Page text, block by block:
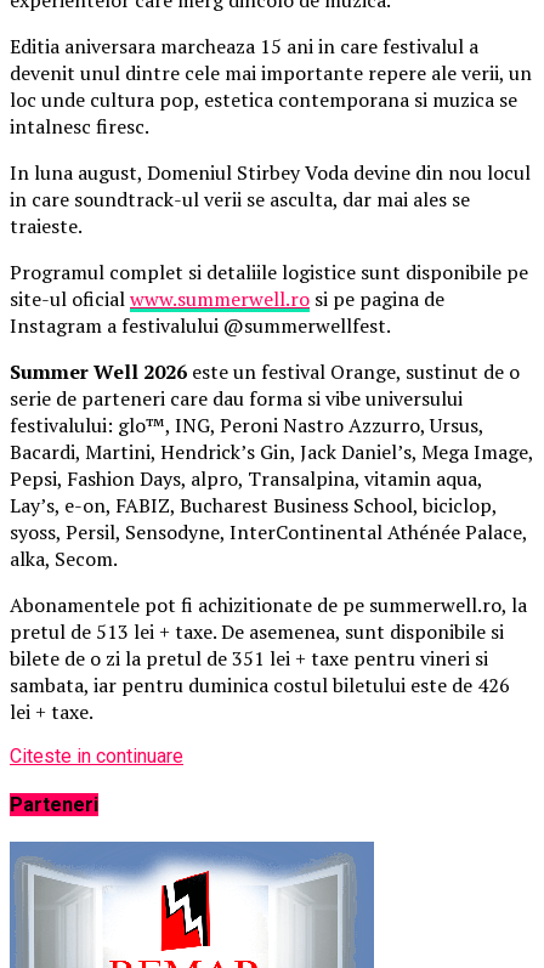
Editia aniversara marcheaza 15 ani in care festivalul a
devenit unul dintre cele mai importante repere ale verii, un
loc unde cultura pop, estetica contemporana si muzica se
intalnesc firesc.
In luna august, Domeniul Stirbey Voda devine din nou locul
in care soundtrack-ul verii se asculta, dar mai ales se
traieste.
Programul complet si detaliile logistice sunt disponibile pe
site-ul oficialwww.summerwell.ro si pe pagina de
Instagram a festivalului @summerwellfest.
Summer Well 2026 este un festival Orange, sustinut de o
serie de parteneri care dau forma si vibe universului
festivalului: glo™, ING, Peroni Nastro Azzurro, Ursus,
Bacardi, Martini, Hendrick’s Gin, Jack Daniel’s, Mega Image,
Pepsi, Fashion Days, alpro, Transalpina, vitamin aqua,
Lay’s, e-on, FABIZ, Bucharest Business School, biciclop,
syoss, Persil, Sensodyne, InterContinental Athénée Palace,
alka, Secom.
Abonamentele pot fi achizitionate de pe summerwell.ro, la
pretul de 513 lei + taxe. De asemenea, sunt disponibile si
bilete de o zi la pretul de 351 lei + taxe pentru vineri si
sambata, iar pentru duminica costul biletului este de 426
lei + taxe.
Citeste in continuare
Parteneri